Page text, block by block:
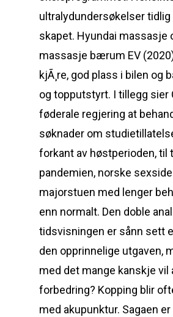
ultralydundersøkelser tidlig
skapet. Hyundai massasje
massasje bærum EV
kjÃ¸re, god plass i bilen og
og topputstyrt. I tillegg sier
føderale regjering at
søknader om
forkant av høstperioden, til
pandemien, norske
majorstuen med lenger
enn normalt. Den doble
tidsvisningen er sånn sett
den opprinnelige utgaven,
med det mange kanskje vil
forbedring? Kopping blir
med akupunktur. Sagaen